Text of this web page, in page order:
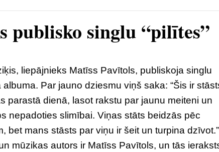
publisko singlu “pilītes”
liepājnieks Matīss Pavītols, publiskoja singlu
albuma. Par jauno dziesmu viņš saka: “Šis ir
parastā dienā, lasot rakstu par jaunu meiteni un
nepadoties slimībai. Viņas stāts beidzās pēc
bet mans stāsts par viņu ir šeit un turpina dzīvot.”
mūzikas autors ir Matīss Pavītols, un tās